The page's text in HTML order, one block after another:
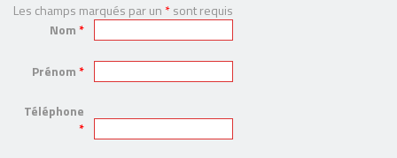
Les champs marqués par un *sont requis
Nom*
Prénom*
Téléphone
*